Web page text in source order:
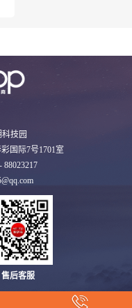
技园
国际7号1701室
88023217
售后客服